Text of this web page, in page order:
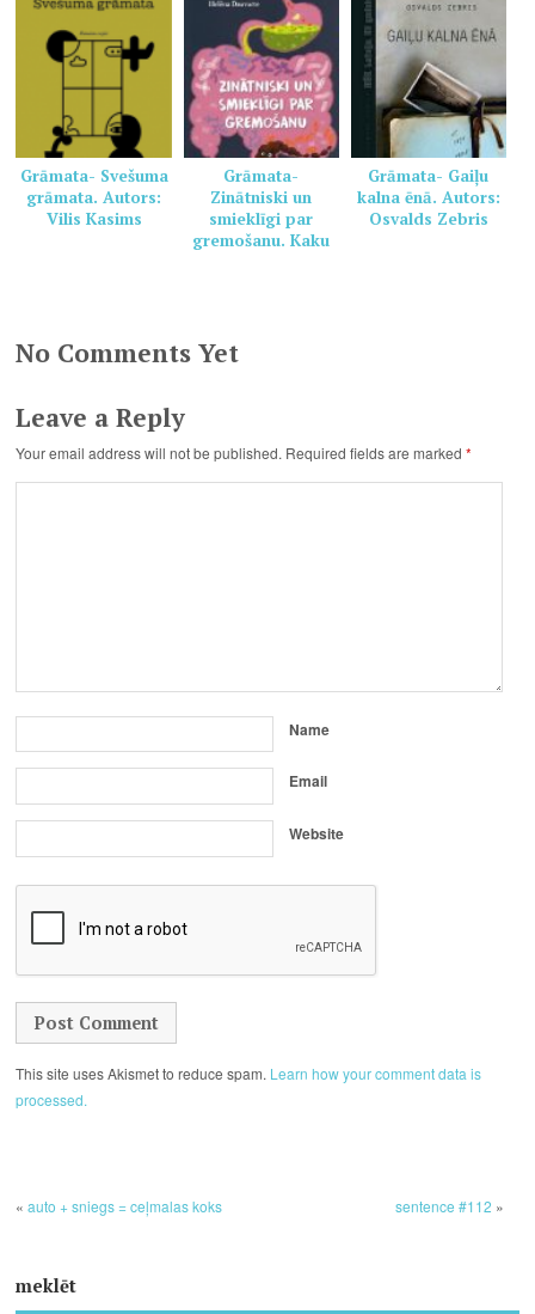
Grāmata- Svešuma
grāmata. Autors:
Vilis Kasims
Grāmata-
Zinātniski un
smieklīgi par
gremošanu. Kaku
Grāmata- Gaiļu
kalna ēnā. Autors:
Osvalds Zebris
No Comments Yet
Leave a Reply
Your email address will not be published. Required fields are marked*
Name
Email
Website
This site uses Akismet to reduce spam. Learn how your comment data is
processed.
«auto + sniegs = ceļmalas koks sentence #112 »
meklēt